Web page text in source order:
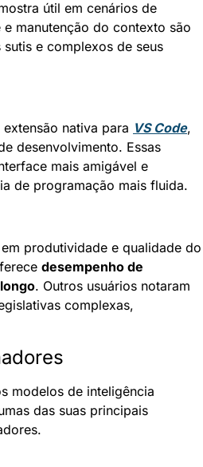
útil em cenários de
manutenção do contexto são
e complexos de seus
extensão nativa para VS Code,
desenvolvimento. Essas
mais amigável e
de programação mais fluida.
produtividade e qualidade do
desempenho de
. Outros usuários notaram
complexas,
modelos de inteligência
das suas principais